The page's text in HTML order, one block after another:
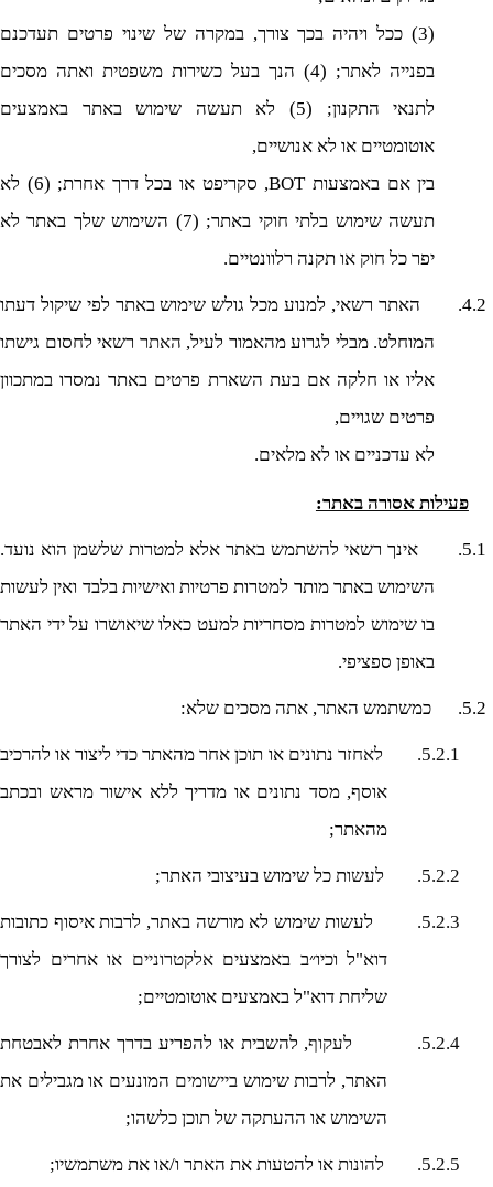
(3) ככל ויהיה בכך צורך, במקרה של שינוי פרטים תעדכנם
בפנייה לאתר; (4) הנך בעל כשירות משפטית ואתה מסכים
לתנאי התקנון; (5) לא תעשה שימוש באתר באמצעים
אוטומטיים או לא אנושיים,
בין אם באמצעותBOT
, סקריפט או בכל דרך אחרת; (6) לא
תעשה שימוש בלתי חוקי באתר; (7) השימוש שלך באתר לא
יפר כל חוק או תקנה רלוונטיים.
4.2.
האתר רשאי, למנוע מכל גולש שימוש באתר לפי שיקול דעתו
המוחלט. מבלי לגרוע מהאמור לעיל, האתר רשאי לחסום גישתו
אליו או חלקה אם בעת השארת פרטים באתר נמסרו במתכוון
פרטים שגויים,
לא עדכניים או לא מלאים.
פעילות אסורה באתר:
5.1.
אינך רשאי להשתמש באתר אלא למטרות שלשמן הוא נועד.
השימוש באתר מותר למטרות פרטיות ואישיות בלבד ואין לעשות
בו שימוש למטרות מסחריות למעט כאלו שיאושרו על ידי האתר
באופן ספציפי.
5.2. כמשתמש האתר, אתה מסכים שלא:
5.2.1. לאחזר נתונים או תוכן אחר מהאתר כדי ליצור או להרכיב
אוסף, מסד נתונים או מדריך ללא אישור מראש ובכתב
מהאתר;
5.2.2. לעשות כל שימוש בעיצובי האתר;
5.2.3.
לעשות שימוש לא מורשה באתר, לרבות איסוף כתובות
דוא"ל וכיו״ב באמצעיםאלקטרוניים או אחרים לצורך
שליחת דוא"ל באמצעים אוטומטיים;
5.2.4. לעקוף, להשבית או להפריע בדרך אחרת לאבטחת
האתר, לרבות שימושביישומים המונעים או מגבילים את
השימוש או ההעתקה של תוכן כלשהו;
5.2.5. להונות או להטעות את האתר ו/או את משתמשיו;